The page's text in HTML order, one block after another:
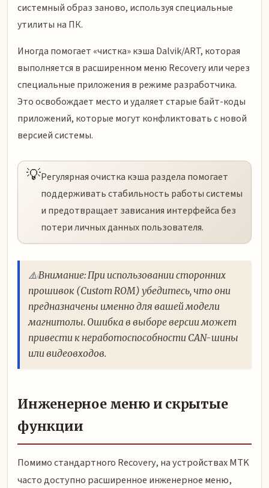
системный образ заново, используя специальные
утилиты на ПК.
Иногда помогает «чистка» кэша Dalvik/ART, которая
выполняется в расширенном меню Recovery или через
специальные приложения в режиме разработчика.
Это освобождает место и удаляет старые байт-коды
приложений, которые могут конфликтовать с новой
версией системы.
💡Регулярная очистка кэша раздела помогает
поддерживать стабильность работы системы
и предотвращает зависания интерфейса без
потери личных данных пользователя.
⚠️ Внимание: При использовании сторонних
прошивок (Custom ROM) убедитесь, что они
предназначены именно для вашей модели
магнитолы. Ошибка в выборе версии может
привести к неработоспособности CAN-шины
или видеовходов.
Инженерное меню и скрытые
функции
Помимо стандартного Recovery, на устройствах MTK
часто доступно расширенное инженерное меню,